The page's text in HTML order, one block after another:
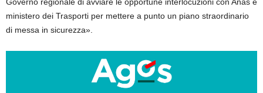
ministero dei Trasporti per mettere a punto un piano straordinario
di messa in sicurezza».